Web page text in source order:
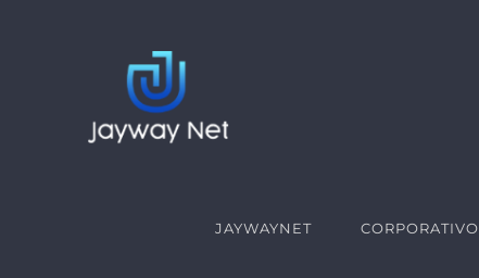
JAYWAYNET CORPORATIVO